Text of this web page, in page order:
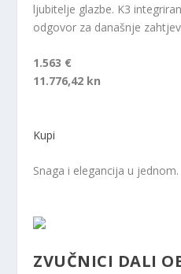
ljubitelje glazbe. K3
odgovor za današnje
1.563 €
11.776,42 kn
Kupi
Snaga i elegancija u jednom.
ZVUČNICI DALI